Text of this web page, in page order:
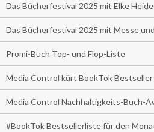
Das Bücherfestival 2025 mit Elke
Das Bücherfestival 2025 mit Messe
Promi-Buch Top- und Flop-Liste
Media Control kürt BookTok Bestseller
Media Control Nachhaltigkeits-Buch-
#BookTok Bestsellerliste für den